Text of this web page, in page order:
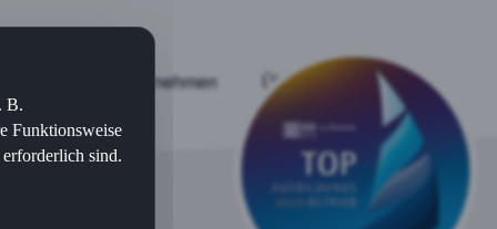
Für Unternehmen Über uns
B.
Funktionsweise
sind.